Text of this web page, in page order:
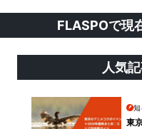
FLASPOで現
人気
知
東